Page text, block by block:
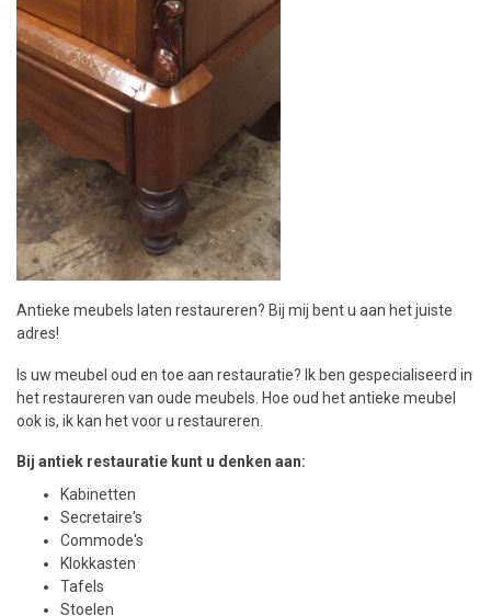
Antieke meubels laten restaureren? Bij mij bent u aan het juiste
adres!
Is uw meubel oud en toe aan restauratie? Ik ben gespecialiseerd in
het restaureren van oude meubels. Hoe oud het antieke meubel
ook is, ik kan het voor u restaureren.
Bij antiek restauratie kunt u denken aan:
Kabinetten
Secretaire's
Commode's
Klokkasten
Tafels
Stoelen